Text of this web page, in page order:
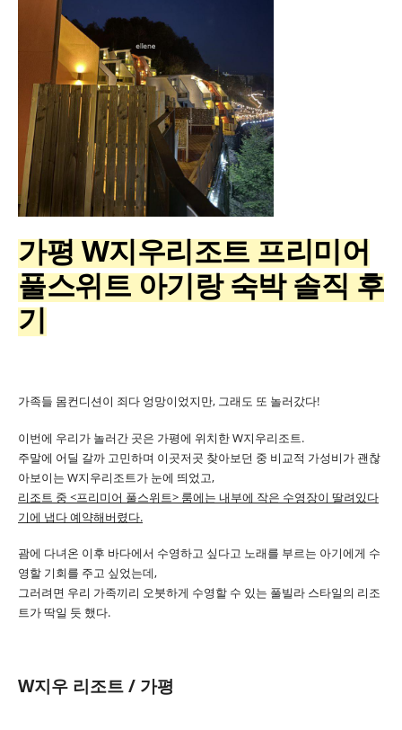
가평 W지우리조트 프리미어
풀스위트 아기랑 숙박 솔직 후
기
가족들 몸컨디션이 죄다 엉망이었지만, 그래도 또 놀러갔다!
이번에 우리가 놀러간 곳은 가평에 위치한 W지우리조트.
주말에 어딜 갈까 고민하며 이곳저곳 찾아보던 중 비교적 가성비가 괜찮
아보이는 W지우리조트가 눈에 띄었고,
리조트 중 <프리미어 풀스위트> 룸에는 내부에 작은 수영장이 딸려있다
기에 냅다 예약해버렸다.
괌에 다녀온 이후 바다에서 수영하고 싶다고 노래를 부르는 아기에게 수
영할 기회를 주고 싶었는데,
그러려면 우리 가족끼리 오붓하게 수영할 수 있는 풀빌라 스타일의 리조
트가 딱일 듯 했다.
W지우 리조트 / 가평